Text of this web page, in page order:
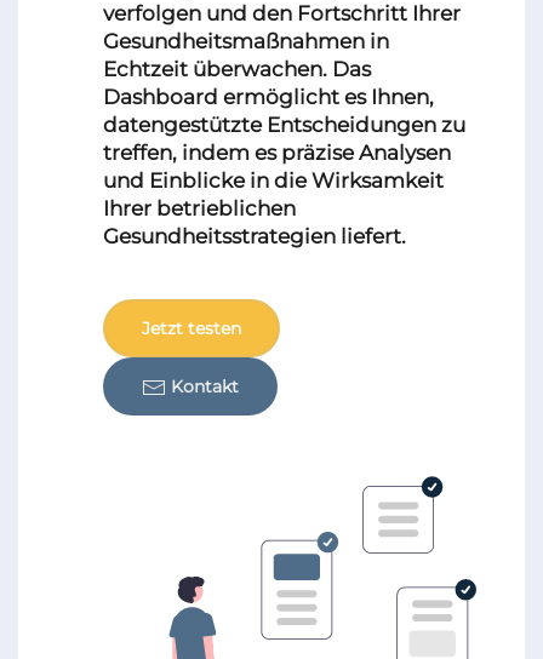
verfolgen und den Fortschritt Ihrer
Gesundheitsmaßnahmen in
Echtzeit überwachen. Das
Dashboard ermöglicht es Ihnen,
datengestützte Entscheidungen zu
treffen, indem es präzise Analysen
und Einblicke in die Wirksamkeit
Ihrer betrieblichen
Gesundheitsstrategien liefert.
Jetzt testen
Kontakt